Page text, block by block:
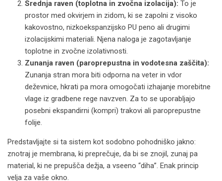
Srednja raven (toplotna in zvočna izolacija): To je
prostor med okvirjem in zidom, ki se zapolni z visoko
kakovostno, nizkoekspanzijsko PU peno ali drugimi
izolacijskimi materiali. Njena naloga je zagotavljanje
toplotne in zvočne izolativnosti.
Zunanja raven (paroprepustna in vodotesna zaščita):
Zunanja stran mora biti odporna na veter in vdor
deževnice, hkrati pa mora omogočati izhajanje morebitne
vlage iz gradbene rege navzven. Za to se uporabljajo
posebni ekspandirni (kompri) trakovi ali paroprepustne
folije.
Predstavljajte si ta sistem kot sodobno pohodniško jakno:
znotraj je membrana, ki preprečuje, da bi se znojil, zunaj pa
material, ki ne prepušča dežja, a vseeno “diha”. Enak princip
velja za vaše okno.